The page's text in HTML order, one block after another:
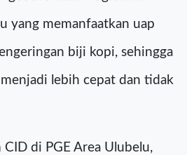
yang memanfaatkan uap
biji kopi, sehingga
lebih cepat dan tidak
di PGE Area Ulubelu,